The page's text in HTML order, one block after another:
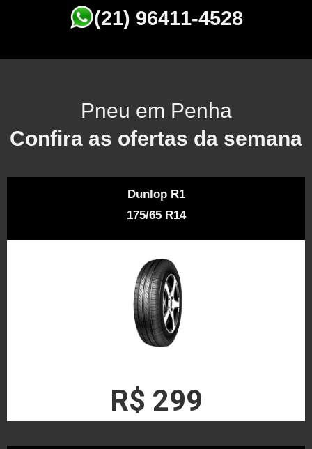
(21) 96411-4528
Pneu em Penha
Confira as ofertas da semana
Dunlop R1
175/65 R14
R$ 299